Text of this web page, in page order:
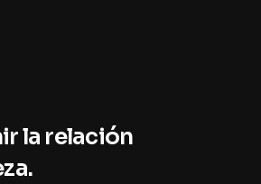
la relación